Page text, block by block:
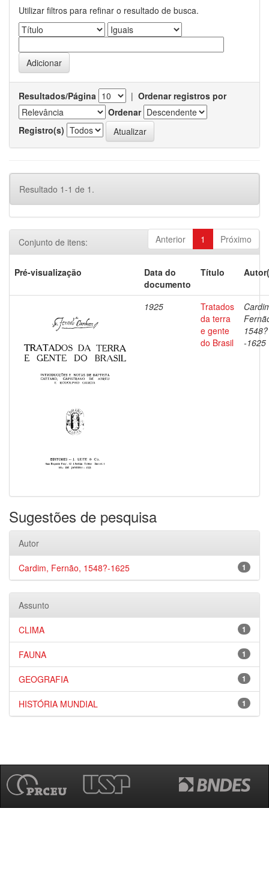
Utilizar filtros para refinar o resultado de busca.
Resultados/Página | Ordenar registros por
Ordenar
Registro(s)
Resultado 1-1 de 1.
Anterior 1 Próximo
Conjunto de itens:
Pré-visualização
Data do
documento
Título
1925
Tratados
da terra
e gente
do Brasil
1548?
-1625
Sugestões de pesquisa
Autor
1
Cardim, Fernão, 1548?-1625
Assunto
1
CLIMA
1
FAUNA
1
GEOGRAFIA
1
HISTÓRIA MUNDIAL